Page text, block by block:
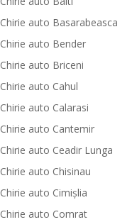
Chirie auto Basarabeasca
Chirie auto Bender
Chirie auto Briceni
Chirie auto Cahul
Chirie auto Calarasi
Chirie auto Cantemir
Chirie auto Ceadir Lunga
Chirie auto Chisinau
Chirie auto Cimișlia
Chirie auto Comrat